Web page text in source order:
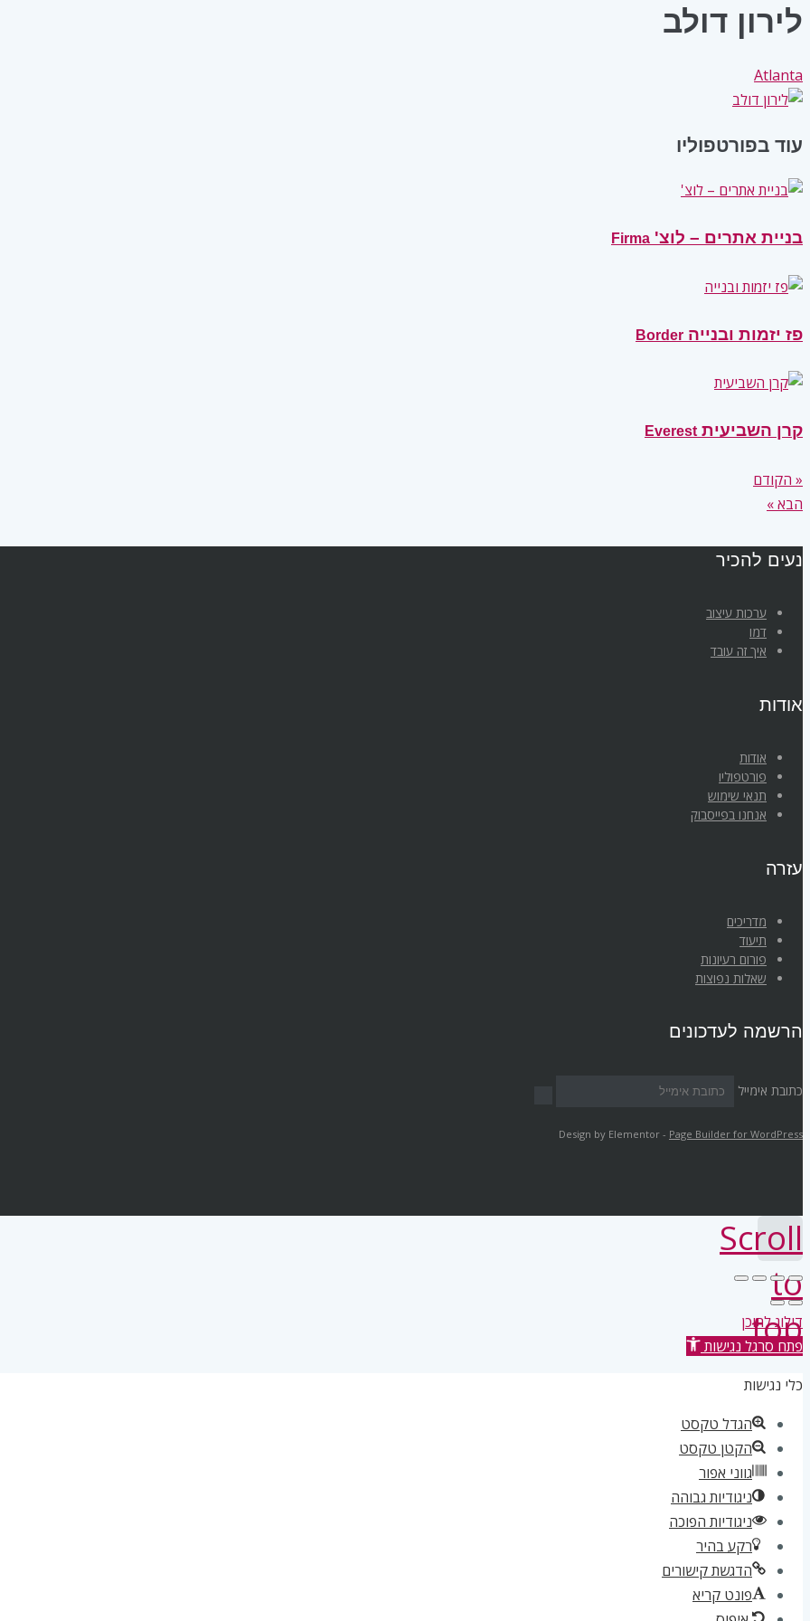
לירון דולב
Atlanta
עוד בפורטפוליו
בניית אתרים – לוצ' Firma
פז יזמות ובנייה Border
קרן השביעיתEverest
« הקודם
הבא »
נעים להכיר
ערכות עיצוב
דמו
איך זה עובד
אודות
אודות
פורטפוליו
תנאי שימוש
אנחנו בפייסבוק
עזרה
מדריכים
תיעוד
פורום רעיונות
שאלות נפוצות
הרשמה לעדכונים
כתובת אימייל
Design by Elementor - Page Builder for WordPress
Scroll
to
top
דילוג לתוכן
פתח סרגל נגישות
כלי נגישות
הגדל טקסט
הקטן טקסט
גווני אפור
ניגודיות גבוהה
ניגודיות הפוכה
רקע בהיר
הדגשת קישורים
פונט קריא